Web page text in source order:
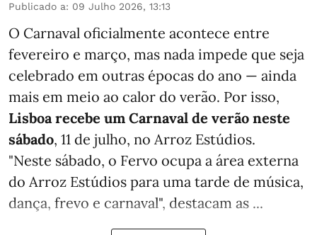
Publicado a: 09 Julho 2026, 13:13
O Carnaval oficialmente acontece entre
fevereiro e março, mas nada impede que seja
celebrado em outras épocas do ano — ainda
mais em meio ao calor do verão. Por isso,
Lisboa recebe um Carnaval de verão neste
sábado, 11 de julho, no Arroz Estúdios.
"Neste sábado, o Fervo ocupa a área externa
do Arroz Estúdios para uma tarde de música,
dança, frevo e carnaval", destacam as ...